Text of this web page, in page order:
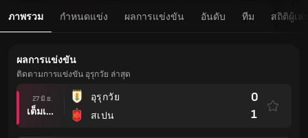
ภาพรวม กำหนดแข่ง ผลการแข่งขัน อันดับ ทีม สถิติผู้เล่
ผลการแข่งขัน
ติดตามการแข่งขัน อุรุกวัย ล่าสุด
27 มิ.ย.
เต็มเวลา
อุรุกวัย
สเปน
0
1